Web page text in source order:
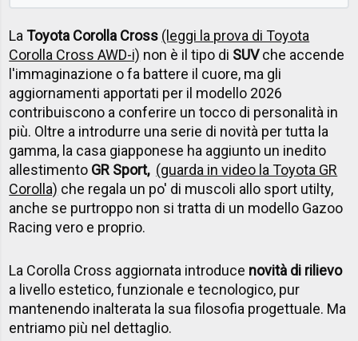
LaToyota Corolla Cross (leggi la prova di Toyota
Corolla Cross AWD-i) non è il tipo di SUVche accende
l'immaginazione o fa battere il cuore, ma gli
aggiornamenti apportati per il modello 2026
contribuiscono a conferire un tocco di personalità in
più. Oltre a introdurre una serie di novità per tutta la
gamma, la casa giapponese ha aggiunto un inedito
allestimento GR Sport, (guarda in video la Toyota GR
Corolla) che regala un po' di muscoli allo sport utilty,
anche se purtroppo non si tratta di un modello Gazoo
Racing vero e proprio.
La Corolla Cross aggiornata introduce novità di rilievo
a livello estetico, funzionale e tecnologico, pur
mantenendo inalterata la sua filosofia progettuale. Ma
entriamo più nel dettaglio.